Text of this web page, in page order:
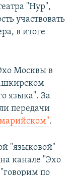
"Нур",
участвовать
в итоге
Москвы в
языка". За
передачи
.
"языковой"
канале "Эхо
по